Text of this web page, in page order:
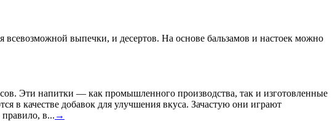
выпечки, и десертов. На основе бальзамов и настоек можно
Эти напитки — как промышленного производства, так и изготовленные
в качестве добавок для улучшения вкуса. Зачастую они играют
в... →